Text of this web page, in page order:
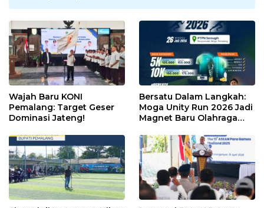
Wajah Baru KONI
Pemalang: Target Geser
Dominasi Jateng!
Bersatu Dalam Langkah:
Moga Unity Run 2026 Jadi
Magnet Baru Olahraga